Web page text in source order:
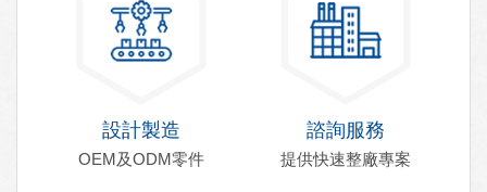
設計製造
OEM及ODM零件
諮詢服務
提供快速整廠專案